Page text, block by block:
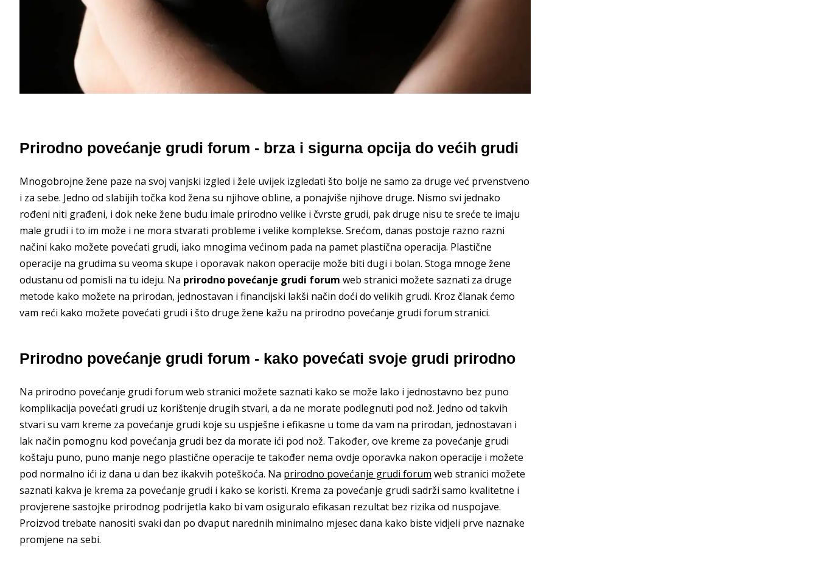
Prirodno povećanje grudi forum - brza i sigurna opcija do većih grudi
Mnogobrojne žene paze na svoj vanjski izgled i žele uvijek izgledati što bolje ne samo za druge već prvenstveno
i za sebe. Jedno od slabijih točka kod žena su njihove obline, a ponajviše njihove druge. Nismo svi jednako
rođeni niti građeni, i dok neke žene budu imale prirodno velike i čvrste grudi, pak druge nisu te sreće te imaju
male grudi i to im može i ne mora stvarati probleme i velike komplekse. Srećom, danas postoje razno razni
načini kako možete povećati grudi, iako mnogima većinom pada na pamet plastična operacija. Plastične
operacije na grudima su veoma skupe i oporavak nakon operacije može biti dugi i bolan. Stoga mnoge žene
odustanu od pomisli na tu ideju. Na prirodno povećanje grudi forum web stranici možete saznati za druge
metode kako možete na prirodan, jednostavan i financijski lakši način doći do velikih grudi. Kroz članak ćemo
vam reći kako možete povećati grudi i što druge žene kažu na prirodno povećanje grudi forum stranici.
Prirodno povećanje grudi forum - kako povećati svoje grudi prirodno
Na prirodno povećanje grudi forum web stranici možete saznati kako se može lako i jednostavno bez puno
komplikacija povećati grudi uz korištenje drugih stvari, a da ne morate podlegnuti pod nož. Jedno od takvih
stvari su vam kreme za povećanje grudi koje su uspješne i efikasne u tome da vam na prirodan, jednostavan i
lak način pomognu kod povećanja grudi bez da morate ići pod nož. Također, ove kreme za povećanje grudi
koštaju puno, puno manje nego plastične operacije te također nema ovdje oporavka nakon operacije i možete
pod normalno ići iz dana u dan bez ikakvih poteškoća. Na prirodno povećanje grudi forum web stranici možete
saznati kakva je krema za povećanje grudi i kako se koristi. Krema za povećanje grudi sadrži samo kvalitetne i
provjerene sastojke prirodnog podrijetla kako bi vam osiguralo efikasan rezultat bez rizika od nuspojave.
Proizvod trebate nanositi svaki dan po dvaput narednih minimalno mjesec dana kako biste vidjeli prve naznake
promjene na sebi.